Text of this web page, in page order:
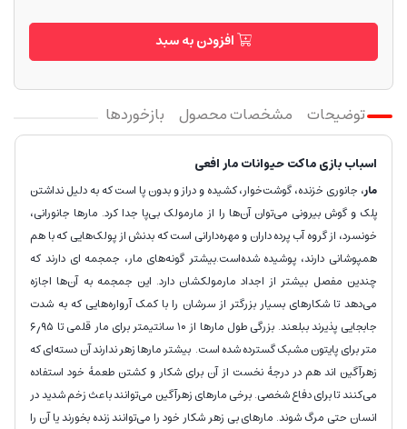
افزودن به سبد
توضیحات مشخصات محصول بازخوردها
اسباب بازی ماکت حیوانات مار افعی
مار، جانوری خزنده، گوشت‌خوار، کشیده و دراز و بدون پا است که به دلیل نداشتن
پلک و گوش بیرونی می‌توان آن‌ها را از مارمولک بی‌پا جدا کرد. مارها جانورانی،
خونسرد، از گروه آب پرده داران و مهره‌دارانی است که بدنش از پولک‌هایی که با هم
همپوشانی دارند، پوشیده شده‌است.بیشتر گونه‌های مار، جمجمه ای دارند که
چندین مفصل بیشتر از اجداد مارمولکشان دارد. این جمجمه به آن‌ها اجازه
می‌دهد تا شکارهای بسیار بزرگتر از سرشان را با کمک آرواره‌هایی که به شدت
جابجایی پذیرند ببلعند. بزرگی طول مارها از ۱۰ سانتیمتر برای مار قلمی تا ۶٫۹۵
متر برای پایتون مشبک گسترده شده‌ است. بیشتر مارها زهر ندارند آن دسته‌ای که
زهرآگین اند هم در درجهٔ نخست از آن برای شکار و کشتن طعمهٔ خود استفاده
می‌کنند تا برای دفاع شخصی. برخی مارهای زهرآگین می‌توانند باعث زخم شدید در
انسان حتی مرگ شوند. مارهای بی زهر شکار خود را می‌توانند زنده بخورند یا آن را